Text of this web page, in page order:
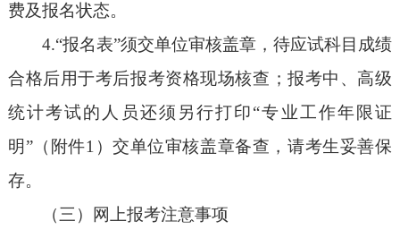
费及报名状态。
4.“报名表”须交单位审核盖章，待应试科目成绩
合格后用于考后报考资格现场核查；报考中、高级
统计考试的人员还须另行打印“专业工作年限证
明”（附件1）交单位审核盖章备查，请考生妥善保
存。
（三）网上报考注意事项